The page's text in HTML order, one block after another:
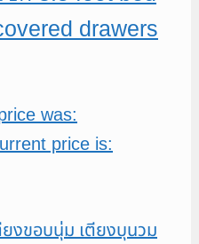
drawers
was:
price is: